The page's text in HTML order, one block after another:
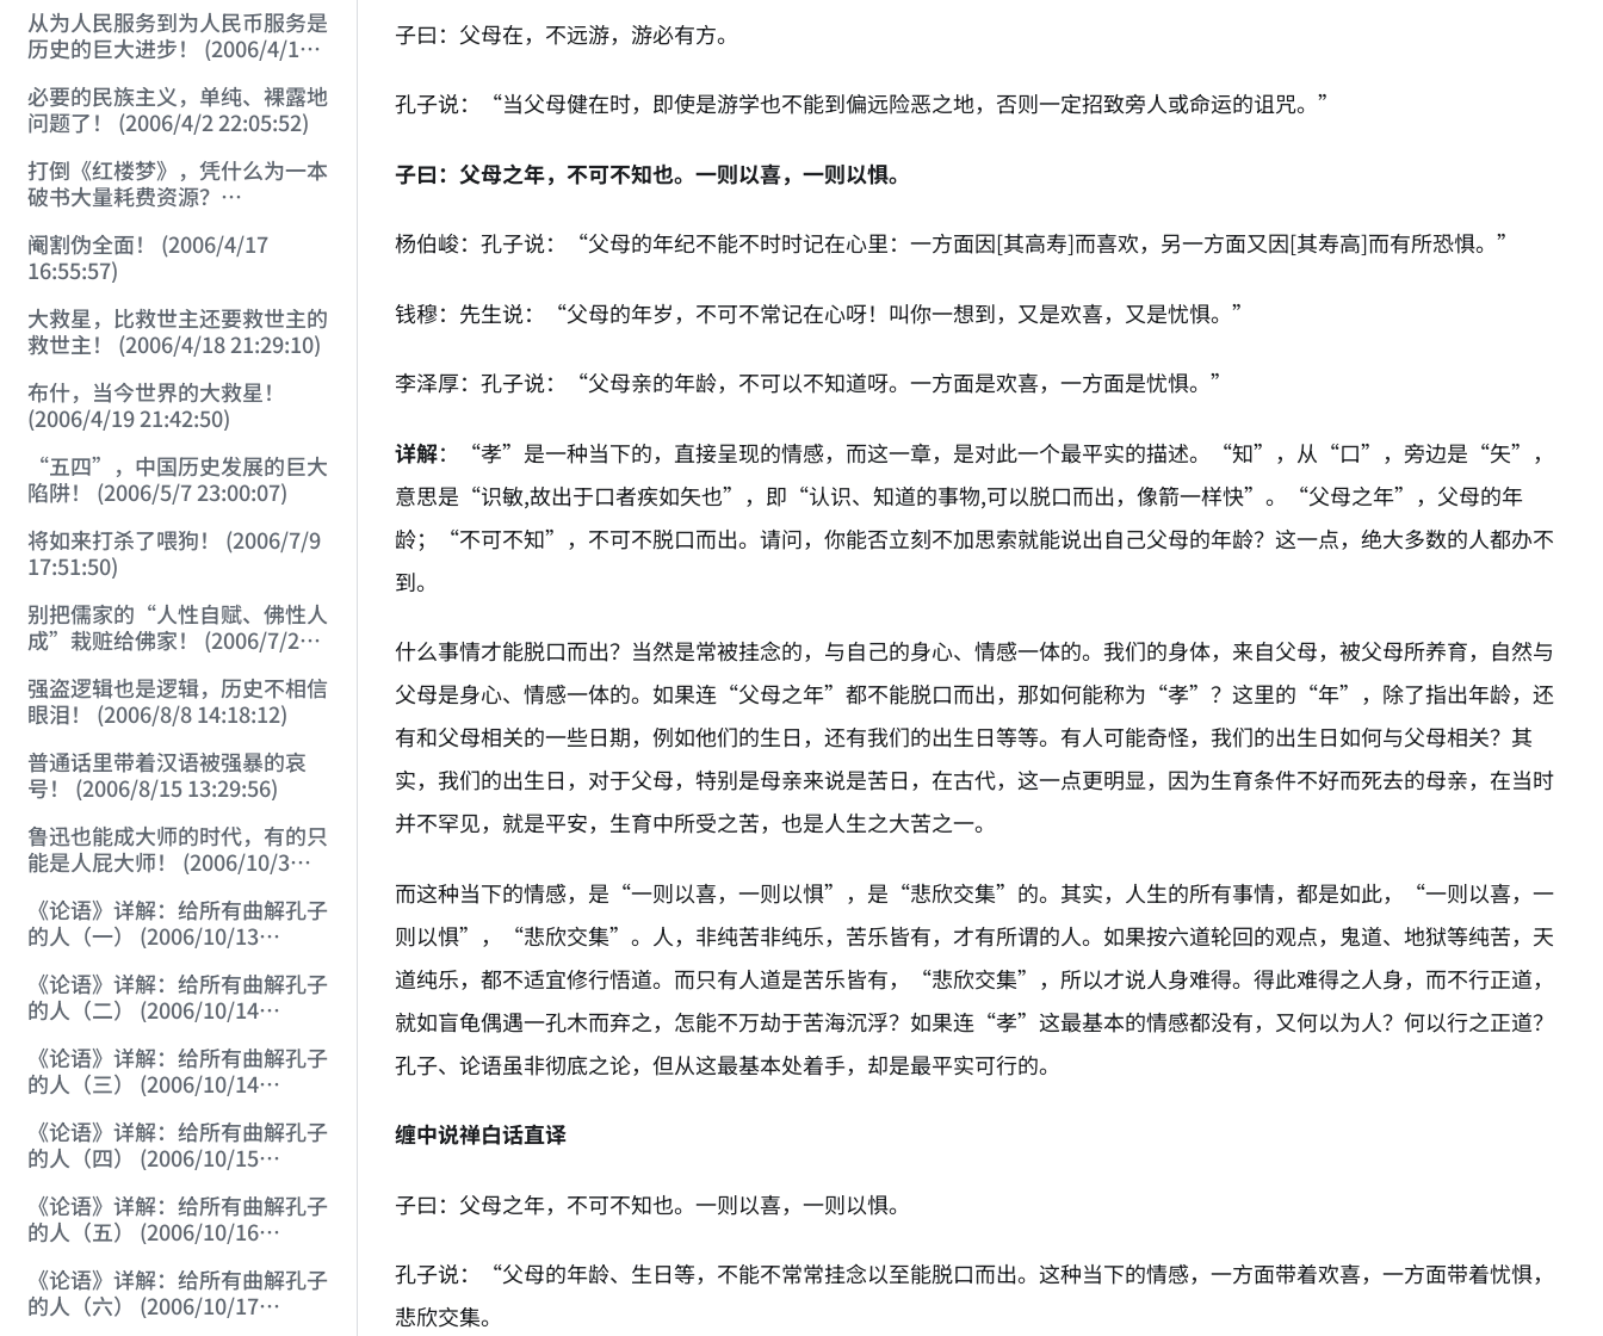
从为人民服务到为人民币服务是
历史的巨大进步！ (2006/4/1
必要的民族主义，单纯、裸露地
问题了！ (2006/4/2 22:05:52)
打倒《红楼梦》，凭什么为一本
破书大量耗费资源？
阉割伪全面！ (2006/4/17
16:55:57)
大救星，比救世主还要救世主的
救世主！ (2006/4/18 21:29:10)
布什，当今世界的大救星！
(2006/4/19 21:42:50)
“五四”，中国历史发展的巨大
陷阱！ (2006/5/7 23:00:07)
将如来打杀了喂狗！ (2006/7/9
17:51:50)
别把儒家的“人性自赋、佛性人
成”栽赃给佛家！ (2006/7/26
强盗逻辑也是逻辑，历史不相信
眼泪！ (2006/8/8 14:18:12)
普通话里带着汉语被强暴的哀
号！ (2006/8/15 13:29:56)
鲁迅也能成大师的时代，有的只
能是人屁大师！ (2006/10/3
《论语》详解：给所有曲解孔子
的人（一） (2006/10/13
《论语》详解：给所有曲解孔子
的人（二） (2006/10/14
《论语》详解：给所有曲解孔子
的人（三） (2006/10/14
《论语》详解：给所有曲解孔子
的人（四） (2006/10/15
《论语》详解：给所有曲解孔子
的人（五） (2006/10/16
《论语》详解：给所有曲解孔子
的人（六） (2006/10/17
子曰：父母在，不远游，游必有方。
孔子说：“当父母健在时，即使是游学也不能到偏远险恶之地，否则一定招致旁人或命运的诅咒。”
子曰：父母之年，不可不知也。一则以喜，一则以惧。
杨伯峻：孔子说：“父母的年纪不能不时时记在心里：一方面因[其高寿]而喜欢，另一方面又因[其寿高]而有所恐惧。”
钱穆：先生说：“父母的年岁，不可不常记在心呀！叫你一想到，又是欢喜，又是忧惧。”
李泽厚：孔子说：“父母亲的年龄，不可以不知道呀。一方面是欢喜，一方面是忧惧。”
详解：“孝”是一种当下的，直接呈现的情感，而这一章，是对此一个最平实的描述。“知”，从“口”，旁边是“矢”，
意思是“识敏,故出于口者疾如矢也”，即“认识、知道的事物,可以脱口而出，像箭一样快”。“父母之年”，父母的年
龄；“不可不知”，不可不脱口而出。请问，你能否立刻不加思索就能说出自己父母的年龄？这一点，绝大多数的人都办不
到。
什么事情才能脱口而出？当然是常被挂念的，与自己的身心、情感一体的。我们的身体，来自父母，被父母所养育，自然与
父母是身心、情感一体的。如果连“父母之年”都不能脱口而出，那如何能称为“孝”？这里的“年”，除了指出年龄，还
有和父母相关的一些日期，例如他们的生日，还有我们的出生日等等。有人可能奇怪，我们的出生日如何与父母相关？其
实，我们的出生日，对于父母，特别是母亲来说是苦日，在古代，这一点更明显，因为生育条件不好而死去的母亲，在当时
并不罕见，就是平安，生育中所受之苦，也是人生之大苦之一。
而这种当下的情感，是“一则以喜，一则以惧”，是“悲欣交集”的。其实，人生的所有事情，都是如此，“一则以喜，一
则以惧”，“悲欣交集”。人，非纯苦非纯乐，苦乐皆有，才有所谓的人。如果按六道轮回的观点，鬼道、地狱等纯苦，天
道纯乐，都不适宜修行悟道。而只有人道是苦乐皆有，“悲欣交集”，所以才说人身难得。得此难得之人身，而不行正道，
就如盲龟偶遇一孔木而弃之，怎能不万劫于苦海沉浮？如果连“孝”这最基本的情感都没有，又何以为人？何以行之正道？
孔子、论语虽非彻底之论，但从这最基本处着手，却是最平实可行的。
缠中说禅白话直译
子曰：父母之年，不可不知也。一则以喜，一则以惧。
孔子说：“父母的年龄、生日等，不能不常常挂念以至能脱口而出。这种当下的情感，一方面带着欢喜，一方面带着忧惧，
悲欣交集。